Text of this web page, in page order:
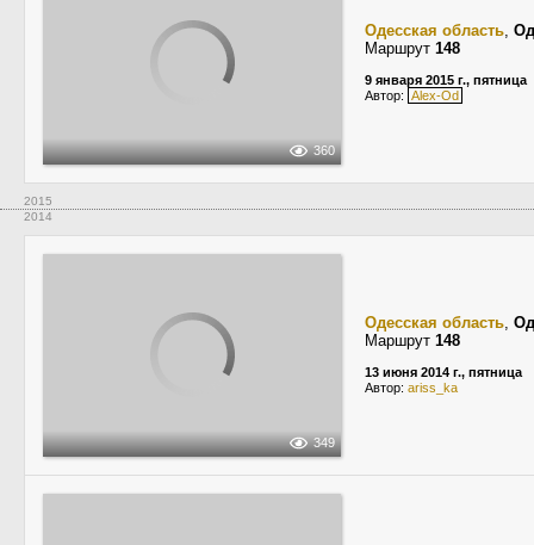
360
Одесская область,
Маршрут 148
9 января 2015 г., пятница
Автор: Alex-Od
2015
2014
349
Одесская область,
Маршрут 148
13 июня 2014 г., пятница
Автор: ariss_ka